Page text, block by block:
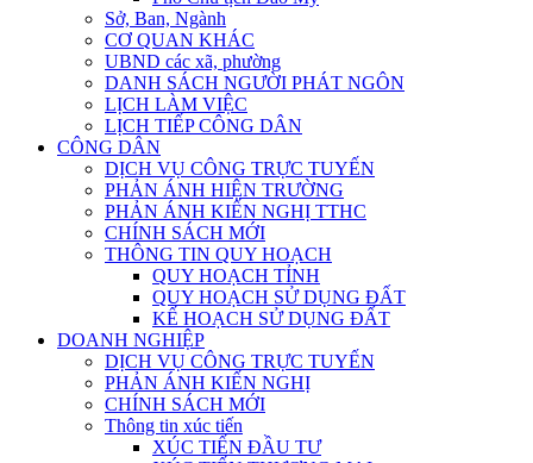
Sở, Ban, Ngành
CƠ QUAN KHÁC
UBND các xã, phường
DANH SÁCH NGƯỜI PHÁT NGÔN
LỊCH LÀM VIỆC
LỊCH TIẾP CÔNG DÂN
CÔNG DÂN
DỊCH VỤ CÔNG TRỰC TUYẾN
PHẢN ÁNH HIỆN TRƯỜNG
PHẢN ÁNH KIẾN NGHỊ TTHC
CHÍNH SÁCH MỚI
THÔNG TIN QUY HOẠCH
QUY HOẠCH TỈNH
QUY HOẠCH SỬ DỤNG ĐẤT
KẾ HOẠCH SỬ DỤNG ĐẤT
DOANH NGHIỆP
DỊCH VỤ CÔNG TRỰC TUYẾN
PHẢN ÁNH KIẾN NGHỊ
CHÍNH SÁCH MỚI
Thông tin xúc tiến
XÚC TIẾN ĐẦU TƯ